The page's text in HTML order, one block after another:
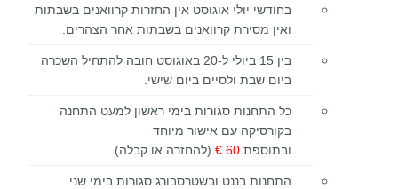
בחודשי יולי אוגוסט אין החזרות קרוואנים בשבתות
ואין מסירת קרוואנים בשבתות אחר הצהרים.
בין 15 ביולי ל-20 באוגוסט חובה להתחיל השכרה
ביום שבת ולסיים ביום שישי.
כל התחנות סגורות בימי ראשון למעט התחנה
בקורסיקה עם אישור מיוחד
ובתוספת 60 € (להחזרה או קבלה).
התחנות בננט ובשטרסבורג סגורות בימי שני.